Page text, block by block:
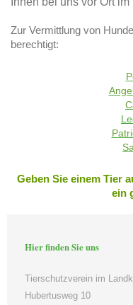
Zur Vermittlung von
berechtigt:
Geben Sie einem Tier
ein
Hier finden Sie uns
Tierschutzverein im
Hubertusweg 10